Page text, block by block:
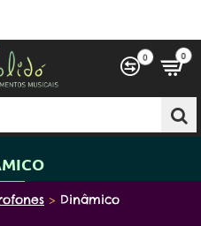
0 0
Dinâmico